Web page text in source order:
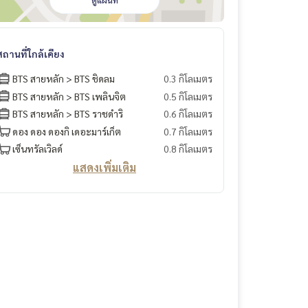
ถานที่ใกล้เคียง
BTS สายหลัก > BTS ชิดลม
0.3 กิโลเมตร
BTS สายหลัก > BTS เพลินจิต
0.5 กิโลเมตร
BTS สายหลัก > BTS ราชดำริ
0.6 กิโลเมตร
ดอง ดอง ดองกิ เดอะมาร์เก็ต
0.7 กิโลเมตร
เซ็นทรัลเวิลด์
0.8 กิโลเมตร
แสดงเพิ่มเติม